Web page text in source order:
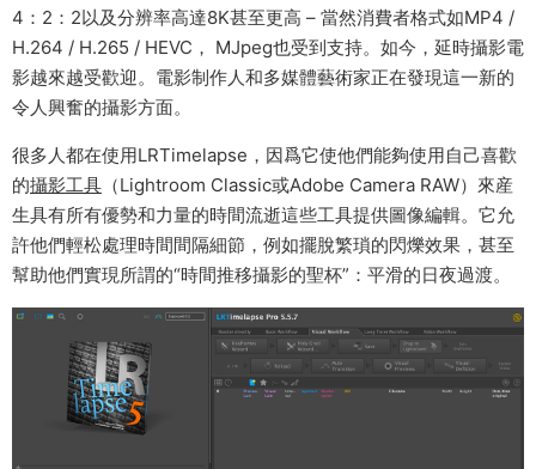
4：2：2以及分辨率高達8K甚至更高 – 當然消費者格式如MP4 /
H.264 / H.265 / HEVC， MJpeg也受到支持。如今，延時攝影電
影越來越受歡迎。電影制作人和多媒體藝術家正在發現這一新的
令人興奮的攝影方面。
很多人都在使用LRTimelapse，因爲它使他們能夠使用自己喜歡
的攝影工具 （Lightroom Classic或Adobe Camera RAW）來産
生具有所有優勢和力量的時間流逝這些工具提供圖像編輯。它允
許他們輕松處理時間間隔細節，例如擺脫繁瑣的閃爍效果，甚至
幫助他們實現所謂的“時間推移攝影的聖杯”：平滑的日夜過渡。